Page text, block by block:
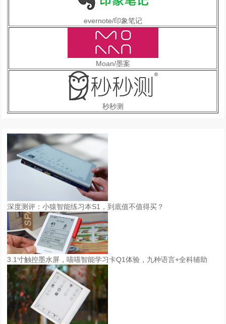
evernote/印象笔记
Moan/墨案
秒秒测
深度测评：小猿智能练习本S1，到底值不值得买？
3.1寸触控墨水屏，喵喵智能学习卡Q1体验，九种语言+全科辅助